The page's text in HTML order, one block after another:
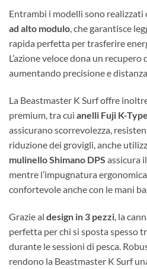
Entrambi i modelli sono realizzati
ad alto modulo, che garantisce
rapida perfetta per trasferire
L’azione veloce dona un
aumentando precisione e
La Beastmaster K Surf offre
premium, tra cui anelli Fuji K-
assicurano scorrevolezza,
riduzione dei grovigli, anche
mulinello Shimano DPS assicura
mentre l’impugnatura
confortevole anche con le mani
Grazie al design in 3 pezzi , la
perfetta per chi si sposta spesso
durante le sessioni di pesca.
rendono la Beastmaster K Surf